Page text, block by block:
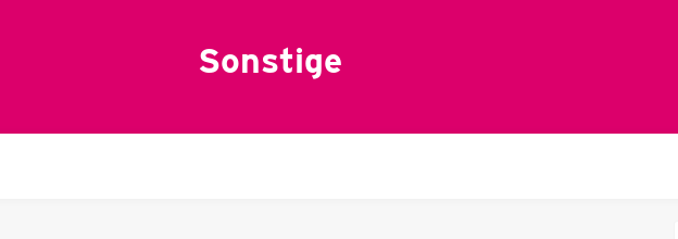
Sonstige